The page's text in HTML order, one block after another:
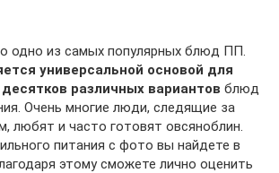
одно из самых популярных блюд ПП.
универсальной основой для
различных вариантов блюд
Очень многие люди, следящие за
любят и часто готовят овсяноблин.
питания с фото вы найдете в
этому сможете лично оценить